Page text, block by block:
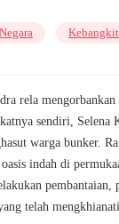
rela
sendiri, Selena
warga bunker.
indah di
telah